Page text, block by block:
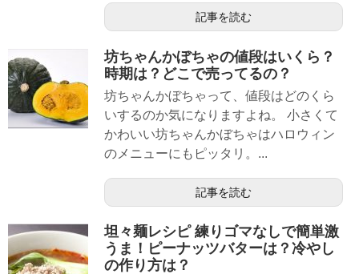
記事を読む
坊ちゃんかぼちゃの値段はいくら？
時期は？どこで売ってるの？
坊ちゃんかぼちゃって、値段はどのくら
いするのか気になりますよね。 小さくて
かわいい坊ちゃんかぼちゃはハロウィン
のメニューにもピッタリ。...
記事を読む
坦々麺レシピ 練りゴマなしで簡単激
うま！ピーナッツバターは？冷やし
の作り方は？